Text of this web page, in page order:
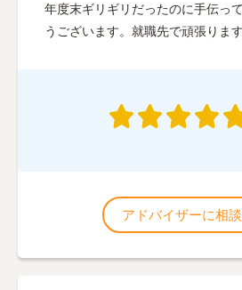
年度末ギリギリだったのに手伝っ
うございます。就職先で頑張ります
アドバイザーに相